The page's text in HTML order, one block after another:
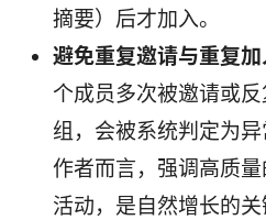
摘要）后才加入。
避免重复邀请与重复
个成员多次被邀请或
组，会被系统判定为
作者而言，强调高质
活动，是自然增长的关